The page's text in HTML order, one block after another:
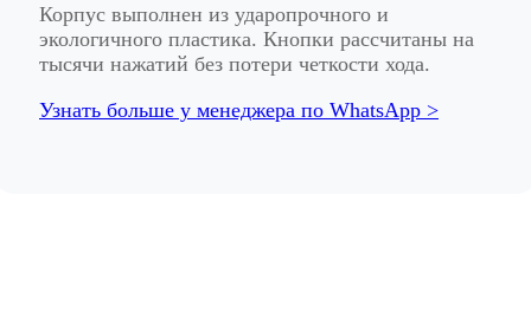
Корпус выполнен из ударопрочного и
экологичного пластика. Кнопки рассчитаны на
тысячи нажатий без потери четкости хода.
Узнать больше у менеджера по WhatsApp >